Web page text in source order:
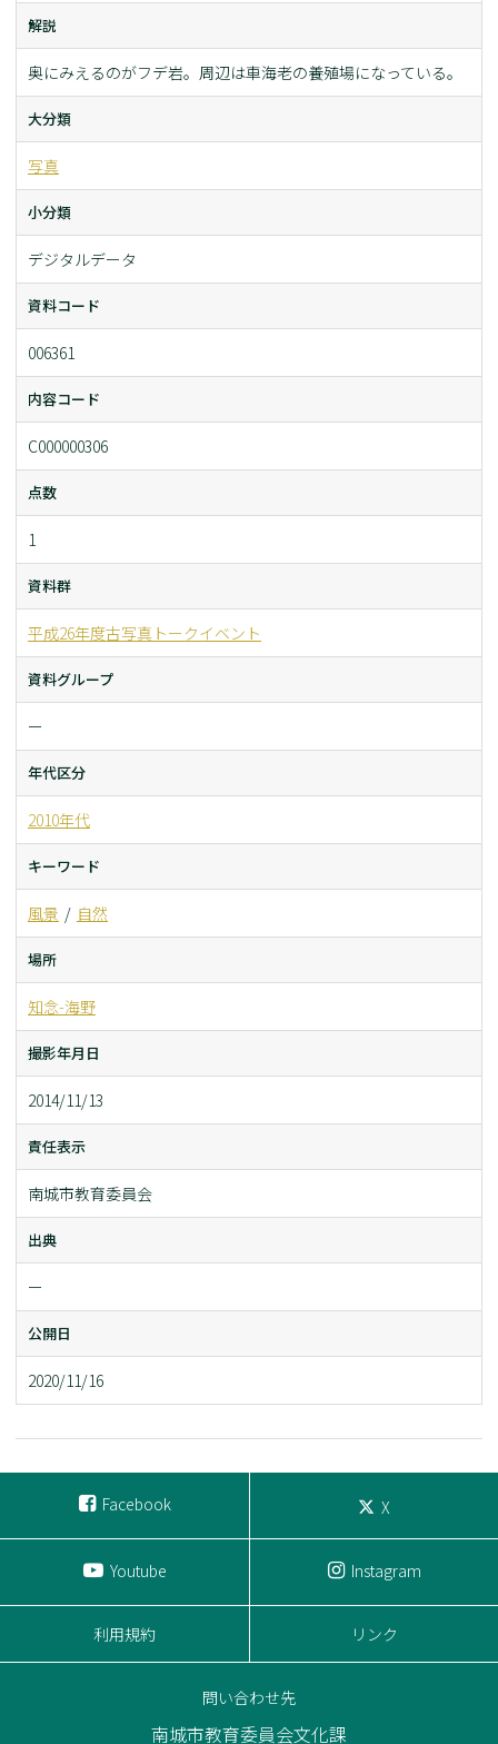
解説
奥にみえるのがフデ岩。周辺は車海老の養殖場になっている。
大分類
写真
小分類
デジタルデータ
資料コード
006361
内容コード
C000000306
点数
1
資料群
平成26年度古写真トークイベント
資料グループ
ー
年代区分
2010年代
キーワード
風景 自然
場所
知念-海野
撮影年月日
2014/11/13
責任表示
南城市教育委員会
出典
ー
公開日
2020/11/16
Facebook X
Youtube Instagram
利用規約 リンク
問い合わせ先
南城市教育委員会文化課